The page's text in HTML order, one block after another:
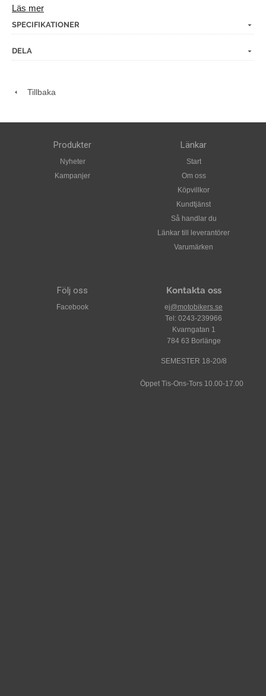
ideal climate comfort for diverse weather conditions. Safety
features include D3O® protectors at shoulder and elbow with
optional pockets for chest- and back protectors.
Läs mer
SPECIFIKATIONER
DELA
Tillbaka
Produkter
Nyheter
Kampanjer
Länkar
Start
Om oss
Köpvillkor
Kundtjänst
Så handlar du
Länkar till leverantörer
Varumärken
Följ oss
Facebook
Kontakta oss
ej@motobikers.se
Tel: 0243-239966
Kvarngatan 1
784 63 Borlänge
SEMESTER 18-20/8
Öppet Tis-Ons-Tors 10.00-17.00